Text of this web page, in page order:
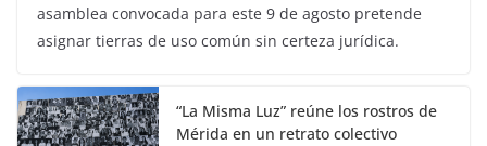
asamblea convocada para este 9 de agosto pretende
asignar tierras de uso común sin certeza jurídica.
“La Misma Luz” reúne los rostros de
Mérida en un retrato colectivo